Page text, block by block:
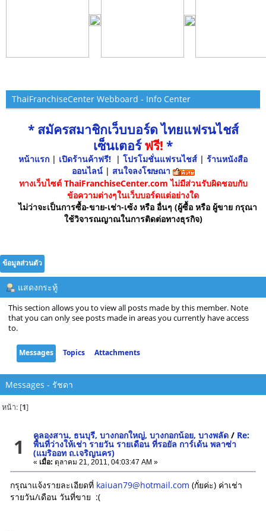
ThaiFranchiseCenter Webboard - Info Center
* สมัครสมาชิกเว็บบอร์ด ไทยแฟรนไชส์
เซ็นเตอร์ฟรี! *
หน้าแรก | เปิดร้านค้าฟรี! | โปรโมชั่นแฟรนไชส์ | ร้านหนังสือ
ออนไลน์ | สนใจลงโฆษณา
ทางเว็บไซต์ ThaiFranchiseCenter.com ไม่มีส่วนรับผิดชอบกับ
ข้อความต่างๆในเว็บบอร์ดแต่อย่างใด
ไม่ว่าจะเป็นการซื้อ-ขาย-เช่า-เซ้ง หรือ อื่นๆ (ผู้ซื้อ หรือ ผู้ขาย กรุณา
ใช้วิจารณญาณในการติดต่อทางธุรกิจ)
ข้อมูลส่วนตัว
แสดงกระทู้
This section allows you to view all posts made by this member. Note
that you can only see posts made in areas you currently have access
to.
Messages Topics Attachments
Messages - รัชดา
หน้า: [1]
1 คลองสาน, ธนบุรี, บางกอกใหญ่, บางกอกน้อย, บางพลัด / Re:
พื้นที่ว่างให้เช่า รายวัน รายเดือน ที่รอยัล การ์เด้น พลาซ่า
(แมริออท ถ.เจริญนคร)
« เมื่อ: ตุลาคม 21, 2011, 04:03:47 AM »
กรุณาแจ้งรายละเอียดที่ kaiuan79@hotmail.com (กั่ยค่ะ) ค่าเช่า
รายวัน/เดือน วันที่ขาย :(